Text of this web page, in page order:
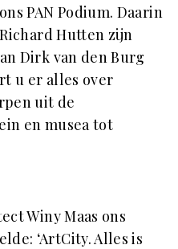
PAN Podium. Daarin
Hutten zijn
Dirk van den Burg
u er alles over
uit de
en musea tot
Winy Maas ons
‘ArtCity. Alles is